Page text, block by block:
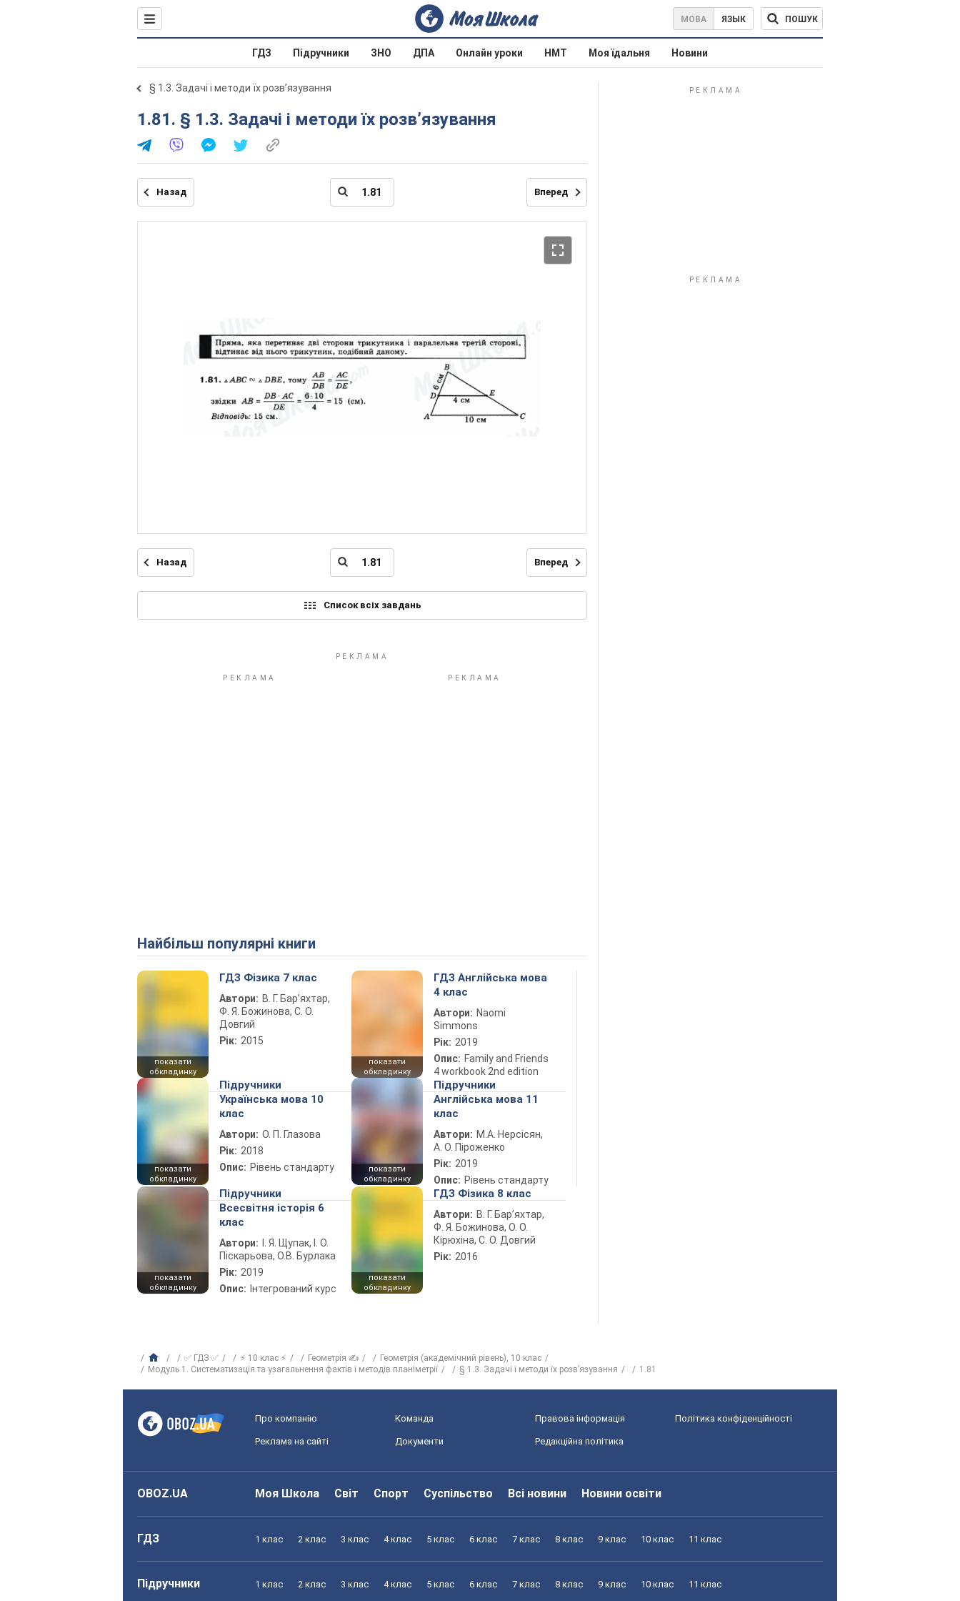
МОВА ЯЗЫК ПОШУК
ГДЗ Підручники ЗНО ДПА Онлайн уроки НМТ Моя їдальня Новини
§ 1.3. Задачі і методи їх розв’язування
1.81. § 1.3. Задачі і методи їх розв’язування
Назад Вперед
Назад Вперед
Список всіх завдань
Найбільш популярні книги
показати
обкладинку
ГДЗ Фізика 7 клас
Автори: В. Г. Бар’яхтар,
Ф. Я. Божинова, С. О.
Довгий
Рік: 2015
показати
обкладинку
ГДЗ Англійська мова
4 клас
Автори: Naomi
Simmons
Рік: 2019
Опис: Family and Friends
4 workbook 2nd edition
показати
обкладинку
Підручники
Українська мова 10
клас
Автори: О. П. Глазова
Рік: 2018
Опис: Рівень стандарту
показати
обкладинку
Підручники
Англійська мова 11
клас
Автори: М.А. Нерсісян,
А. О. Піроженко
Рік: 2019
Опис: Рівень стандарту
показати
обкладинку
Підручники
Всесвітня історія 6
клас
Автори:
І. Я. Щупак, І. О.
Піскарьова, О.В. Бурлака
Рік: 2019
Опис: Інтегрований курс
показати
обкладинку
ГДЗ Фізика 8 клас
Автори: В. Г. Бар’яхтар,
Ф. Я. Божинова, О. О.
Кірюхіна, С. О. Довгий
Рік: 2016
✅ ГДЗ ✅ ⚡ 10 клас ⚡ Геометрія ✍
Геометрія (академічний рівень), 10 клас
Модуль 1. Систематизація та узагальнення фактів і методів планіметрії
§ 1.3. Задачі і методи їх розв’язування 1.81
Про компанію Команда Правова інформація Політика конфіденційності
Реклама на сайті Документи Редакційна політика
OBOZ.UA Моя Школа Світ Спорт Суспільство Всі новини Новини освіти
ГДЗ 1 клас 2 клас 3 клас 4 клас 5 клас 6 клас 7 клас 8 клас 9 клас 10 клас 11 клас
Підручники 1 клас 2 клас 3 клас 4 клас 5 клас 6 клас 7 клас 8 клас 9 клас 10 клас 11 клас